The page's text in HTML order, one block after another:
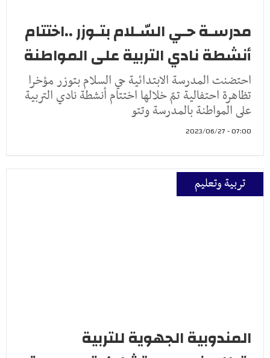
مدرسـة حـي السّـلام بتـوزر ..اختتام
أنشطة نادي التربية على المواطنة
احتضنت المدرسة الابتدائية حي السلام بتوزر مؤخرا
تظاهرة احتفالية تمّ خلالها اختتام أنشطة نادي التربية
على المواطنة بالمدرسة وتتو
07:00 - 2023/06/27
تربية وتعليم
المندوبية الجهوية للتربية